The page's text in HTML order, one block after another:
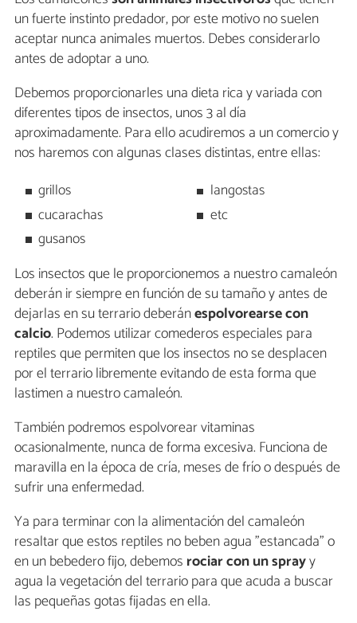
un fuerte instinto predador, por este motivo no suelen
aceptar nunca animales muertos. Debes considerarlo
antes de adoptar a uno.
Debemos proporcionarles una dieta rica y variada con
diferentes tipos de insectos, unos 3 al día
aproximadamente. Para ello acudiremos a un comercio y
nos haremos con algunas clases distintas, entre ellas:
grillos
cucarachas
gusanos
langostas
etc
Los insectos que le proporcionemos a nuestro camaleón
deberán ir siempre en función de su tamaño y antes de
dejarlas en su terrario deberánespolvorearse con
calcio. Podemos utilizar comederos especiales para
reptiles que permiten que los insectos no se desplacen
por el terrario libremente evitando de esta forma que
lastimen a nuestro camaleón.
También podremos espolvorear vitaminas
ocasionalmente, nunca de forma excesiva. Funciona de
maravilla en la época de cría, meses de frío o después de
sufrir una enfermedad.
Ya para terminar con la alimentación del camaleón
resaltar que estos reptiles no beben agua "estancada" o
en un bebedero fijo, debemos rociar con un sprayy
agua la vegetación del terrario para que acuda a buscar
las pequeñas gotas fijadas en ella.